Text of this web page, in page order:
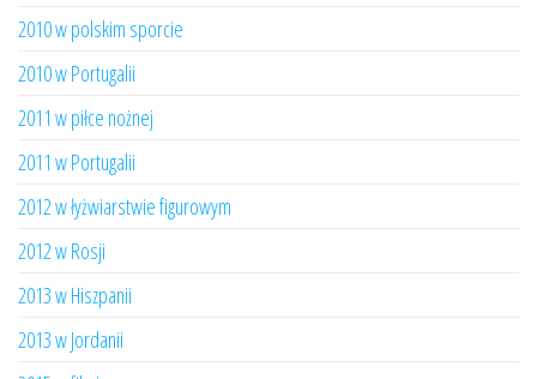
2010 w polskim sporcie
2010 w Portugalii
2011 w piłce nożnej
2011 w Portugalii
2012 w łyżwiarstwie figurowym
2012 w Rosji
2013 w Hiszpanii
2013 w Jordanii